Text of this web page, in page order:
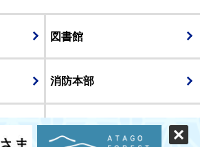
図書館
消防本部